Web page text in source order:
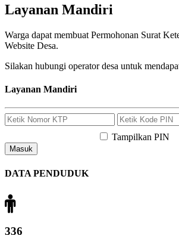
Layanan Mandiri
Warga dapat membuat Permohonan Surat
Website Desa.
Silakan hubungi operator desa untuk
Layanan Mandiri
Tampilkan PIN
Masuk
DATA PENDUDUK
336